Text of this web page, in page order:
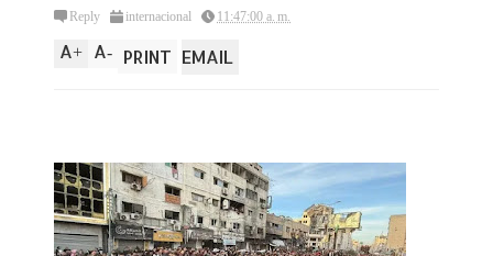
Reply internacional 11:47:00 a. m.
A+ A- PRINT EMAIL